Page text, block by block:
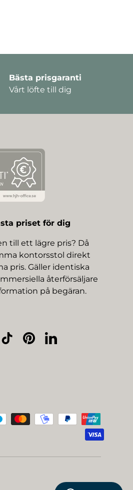
Bästa prisgaranti
Vårt löfte till dig
priset för dig
till ett lägre pris? Då
kontorsstol direkt
pris. Gäller identiska
återförsäljare
på begäran.
TikTokPinterestLinkedIn